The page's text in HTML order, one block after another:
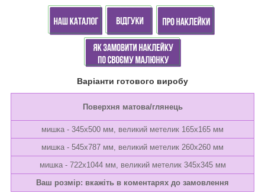
Варіанти готового виробу
Поверхня матова/глянець
мишка - 345х500 мм, великий метелик 165х165 мм
мишка - 545х787 мм, великий метелик 260х260 мм
мишка - 722х1044 мм, великий метелик 345х345 мм
Ваш розмір: вкажіть в коментарях до замовлення